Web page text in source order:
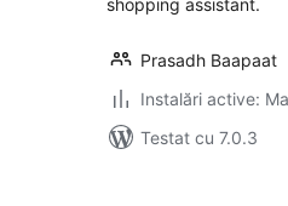
shopping assistant.
Prasadh Baapaat
Instalări active:
Testat cu 7.0.3